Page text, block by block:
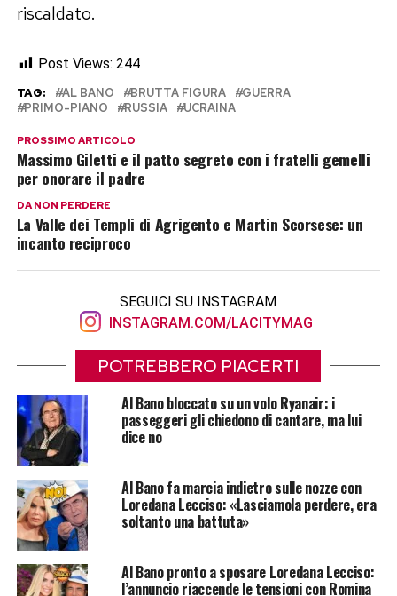
riscaldato.
Post Views: 244
TAG: AL BANO BRUTTA FIGURA
GUERRA
PRIMO-PIANO
RUSSIA UCRAINA
PROSSIMO ARTICOLO
Massimo Giletti e il patto segreto con i fratelli gemelli
per onorare il padre
DA NON PERDERE
La Valle dei Templi di Agrigento e Martin Scorsese: un
incanto reciproco
SEGUICI SU INSTAGRAM
INSTAGRAM.COM/LACITYMAG
POTREBBERO PIACERTI
Al Bano bloccato su un volo Ryanair: i
passeggeri gli chiedono di cantare, ma lui
dice no
Al Bano fa marcia indietro sulle nozze con
Loredana Lecciso: «Lasciamola perdere, era
soltanto una battuta»
Al Bano pronto a sposare Loredana Lecciso:
l’annuncio riaccende le tensioni con Romina